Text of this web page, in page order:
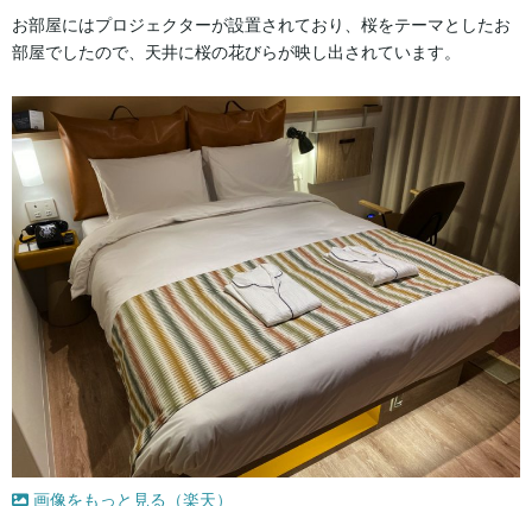
お部屋にはプロジェクターが設置されており、桜をテーマとしたお
部屋でしたので、天井に桜の花びらが映し出されています。
画像をもっと見る（楽天）